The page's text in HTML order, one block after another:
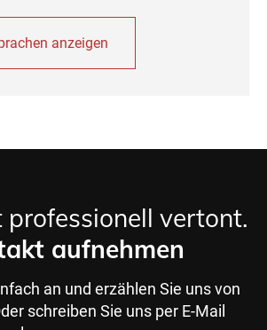
anzeigen
professionell vertont.
aufnehmen
an und erzählen Sie uns von
schreiben Sie uns per E-Mail